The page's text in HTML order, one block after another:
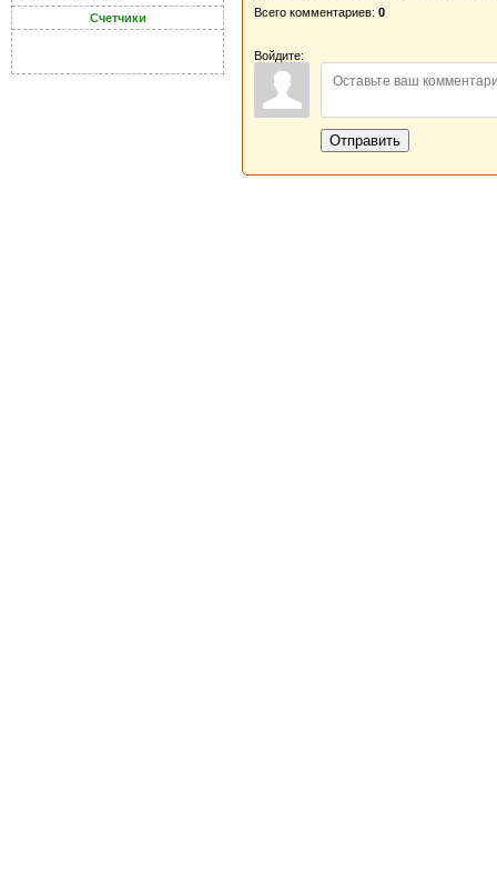
Счетчики
Всего комментариев: 0
Войдите:
Отправить